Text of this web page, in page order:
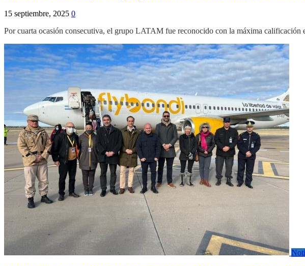
15 septiembre, 2025 0
Por cuarta ocasión consecutiva, el grupo LATAM fue reconocido con la máxima